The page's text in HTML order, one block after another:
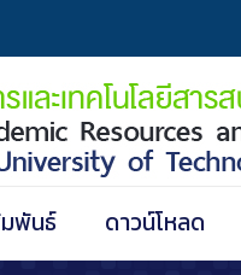
พันธ์ ดาวน์โหลด